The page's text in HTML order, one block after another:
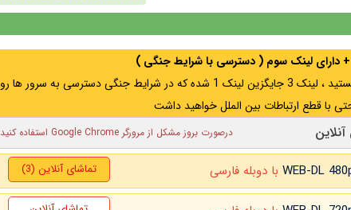
+ دارای لینک سوم ( دسترسی با شرایط جنگی )
اگر از ایران به آدرس مخفی متصل هستید ، لینک 3 جایگزین لینک 1 شده که در شرایط جنگی دسترسی به سرور ها رو
با قطع ارتباطات بین الملل خواهید داشت
درصورت بروز مشکل از مرورگر Google Chrome استفاده کنید
با دوبله فارسی تماشای آنلاین (3)